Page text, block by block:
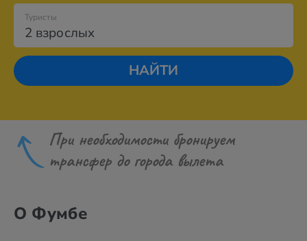
2 взрослых
Туристы
НАЙТИ
При необходимости бронируем
трансфер до города вылета
О Фумбе